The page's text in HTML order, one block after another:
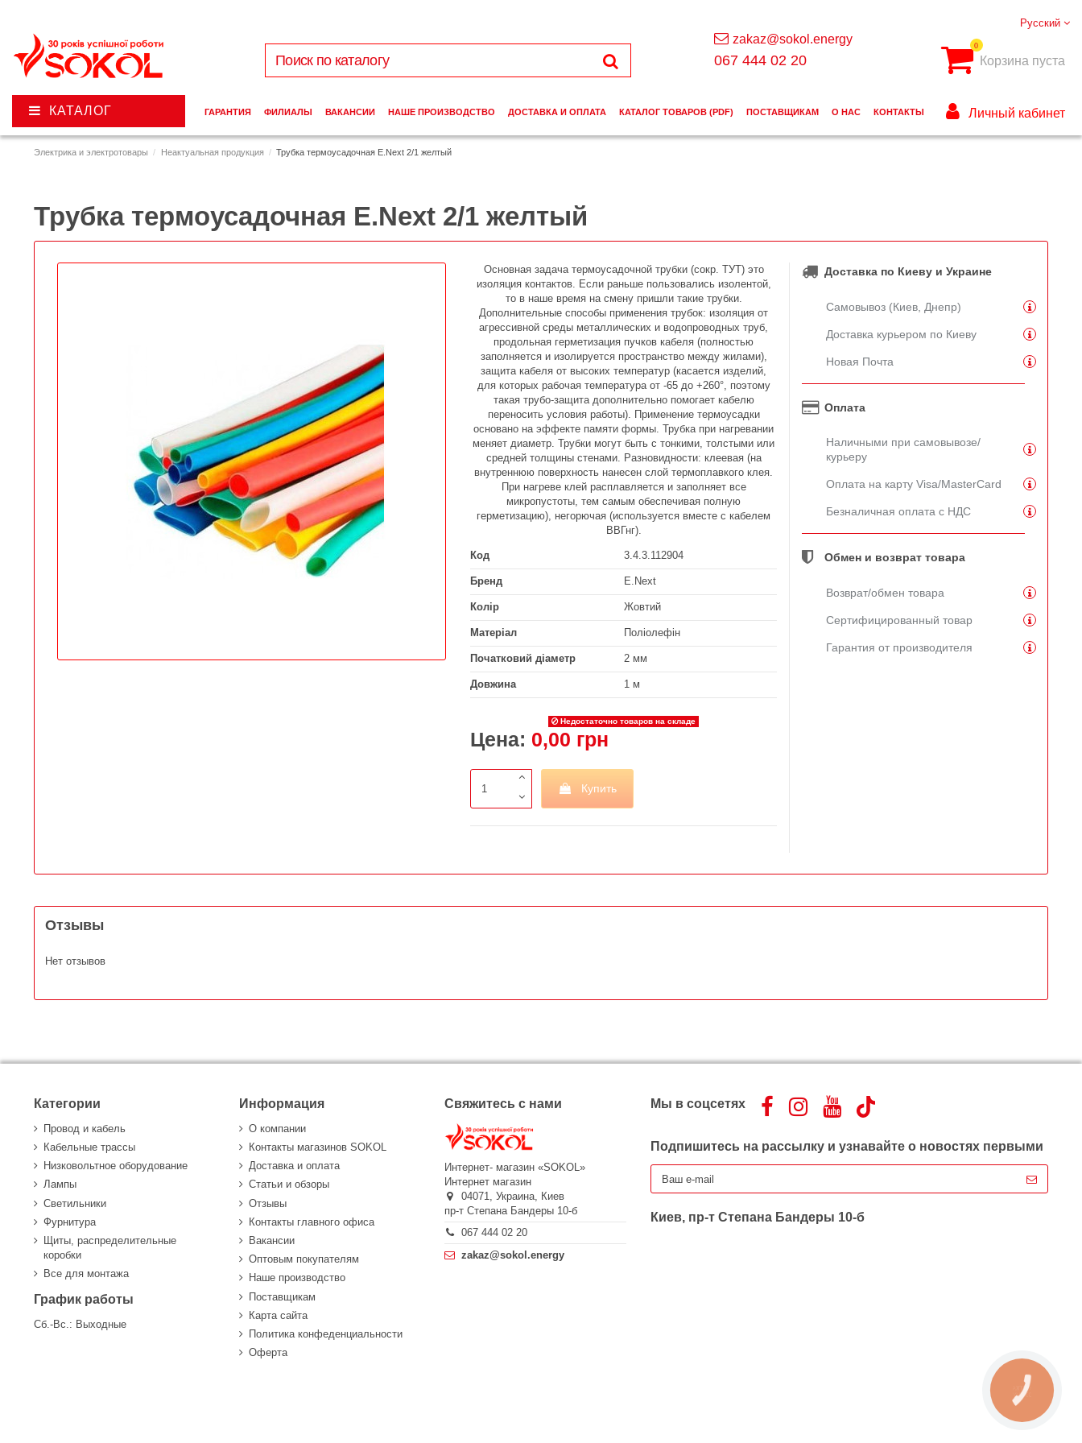
Электрика и электротовары Неактуальная продукция Трубка термоусадочная E.Next 2/1 желтый
Трубка термоусадочная E.Next 2/1 желтый
Основная задача термоусадочной трубки (сокр. ТУТ) это
изоляция контактов. Если раньше пользовались изолентой,
то в наше время на смену пришли такие трубки.
Дополнительные способы применения трубок: изоляция от
агрессивной среды металлических и водопроводных труб,
продольная герметизация пучков кабеля (полностью
заполняется и изолируется пространство между жилами),
защита кабеля от высоких температур (касается изделий,
для которых рабочая температура от -65 до +260°, поэтому
такая трубо-защита дополнительно помогает кабелю
переносить условия работы). Применение термоусадки
основано на эффекте памяти формы. Трубка при нагревании
меняет диаметр. Трубки могут быть с тонкими, толстыми или
средней толщины стенами. Разновидности: клеевая (на
внутреннюю поверхность нанесен слой термоплавкого клея.
При нагреве клей расплавляется и заполняет все
микропустоты, тем самым обеспечивая полную
герметизацию), негорючая (используется вместе с кабелем
ВВГнг).
Код 3.4.3.112904
Бренд E.Next
Колір Жовтий
Матеріал Поліолефін
Початковий діаметр 2 мм
Довжина 1 м
Недостаточно товаров на складе
Цена: 0,00 грн
Купить
Доставка по Киеву и Украине
Самовывоз (Киев, Днепр)
Доставка курьером по Киеву
Новая Почта
Оплата
Наличными при самовывозе/
курьеру
Оплата на карту Visa/MasterCard
Безналичная оплата с НДС
Обмен и возврат товара
Возврат/обмен товара
Сертифицированный товар
Гарантия от производителя
Отзывы
Нет отзывов
Русский
zakaz@sokol.energy
067 444 02 20
0
Корзина пуста
КАТАЛОГ ГАРАНТИЯ ФИЛИАЛЫ ВАКАНСИИ НАШЕ ПРОИЗВОДСТВО ДОСТАВКА И ОПЛАТА КАТАЛОГ ТОВАРОВ (PDF) ПОСТАВЩИКАМ О НАС КОНТАКТЫ Личный кабинет
Категории
Провод и кабель
Кабельные трассы
Низковольтное оборудование
Лампы
Светильники
Фурнитура
Щиты, распределительные
коробки
Все для монтажа
График работы
Сб.-Вс.: Выходные
Информация
О компании
Контакты магазинов SOKOL
Доставка и оплата
Статьи и обзоры
Отзывы
Контакты главного офиса
Вакансии
Оптовым покупателям
Наше производство
Поставщикам
Карта сайта
Политика конфеденциальности
Оферта
Свяжитесь с нами
Интернет- магазин «SOKOL»
Интернет магазин
04071,Украина, Киев
пр-т Степана Бандеры 10-б
067 444 02 20
zakaz@sokol.energy
Мы в соцсетях
Подпишитесь на рассылку и узнавайте о новостях первыми
Киев, пр-т Степана Бандеры 10-б
КНОПКА
ЗВ'ЯЗКУ